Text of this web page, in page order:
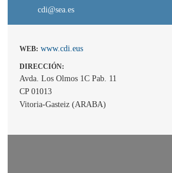
cdi@sea.es
WEB: www.cdi.eus
DIRECCIÓN:
Avda. Los Olmos 1C Pab. 11
CP 01013
Vitoria-Gasteiz (ARABA)